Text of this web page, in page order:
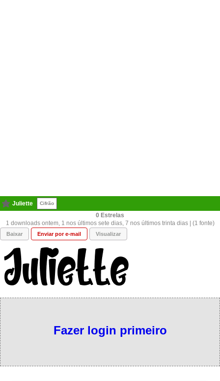
Juliette Cifrão
0
1 downloads ontem, 1 nos últimos sete dias, 7 nos últimos trinta dias | (1 fonte)
Baixar Enviar por e-mail Visualizar
Fazer login primeiro